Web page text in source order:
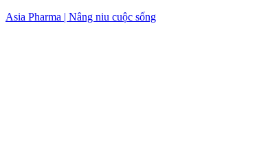
Skip
Asia Pharma | Nâng niu cuộc sống